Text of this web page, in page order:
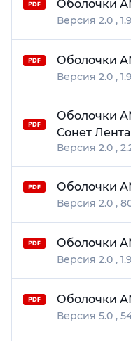
Оболочки
2.0
Оболочки
2.0
Оболочки
Сонет Лента
2.0
Оболочки
2.0
Оболочки
2.0
Оболочки
5.0